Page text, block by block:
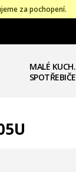
za pochopení.
MALÉ KUCH.
SPOTŘEBIČE